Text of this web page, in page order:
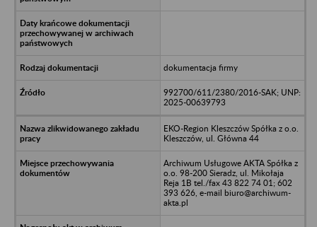
dokumentacja firmy
992700/611/2380/2016-SAK; UNP:
2025-00639793
EKO-Region Kleszczów Spółka z o.o.
Kleszczów, ul. Główna 44
Archiwum Usługowe AKTA Spółka z
o.o. 98-200 Sieradz, ul. Mikołaja
Reja 1B tel./fax 43 822 74 01; 602
393 626, e-mail biuro@archiwum-
akta.pl